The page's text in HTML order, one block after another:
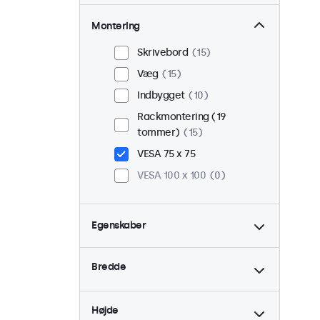
Montering
Skrivebord
15
Væg
15
Indbygget
10
Rackmontering (19
tommer)
15
VESA 75 x 75
VESA 100 x 100
0
Egenskaber
4:3 / 5:4
4
Dæmpbar
15
Bredde
Højde